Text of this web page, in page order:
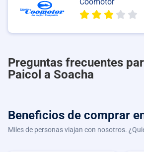
Preguntas frecuentes
Paicol a Soacha
Beneficios de comprar
Miles de personas viajan con nosotros.